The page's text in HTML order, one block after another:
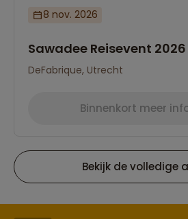
8 nov. 2026
Sawadee Reisevent 2026
DeFabrique, Utrecht
Binnenkort meer
Bekijk de volledige
Reizen met oog voor